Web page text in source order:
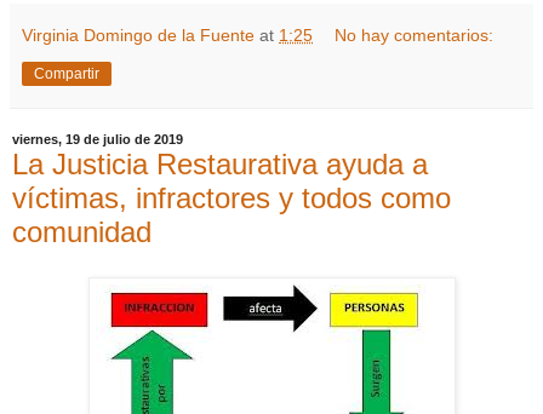
Virginia Domingo de la Fuente at 1:25 No hay comentarios:
Compartir
viernes, 19 de julio de 2019
La Justicia Restaurativa ayuda a
víctimas, infractores y todos como
comunidad